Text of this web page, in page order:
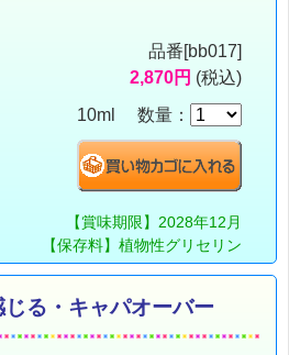
品番[bb017]
2,870円 (税込)
10ml 数量：
【賞味期限】2028年12月
【保存料】植物性グリセリン
る・キャパオーバー